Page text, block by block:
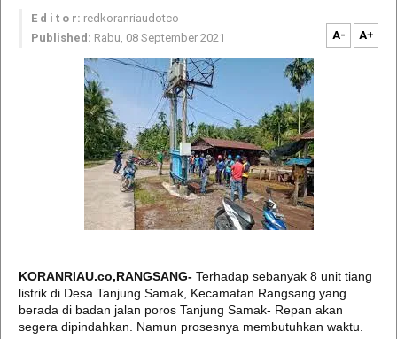
E d i t o r: redkoranriaudotco
Published: Rabu, 08 September 2021 A- A+
KORANRIAU.co,RANGSANG- Terhadap sebanyak 8 unit tiang
listrik di Desa Tanjung Samak, Kecamatan Rangsang yang
berada di badan jalan poros Tanjung Samak- Repan akan
segera dipindahkan. Namun prosesnya membutuhkan waktu.